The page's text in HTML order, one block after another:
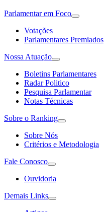
Parlamentar em Foco
Votações
Parlamentares Premiados
Nossa Atuação
Boletins Parlamentares
Radar Politico
Pesquisa Parlamentar
Notas Técnicas
Sobre o Ranking
Sobre Nós
Critérios e Metodologia
Fale Conosco
Ouvidoria
Demais Links